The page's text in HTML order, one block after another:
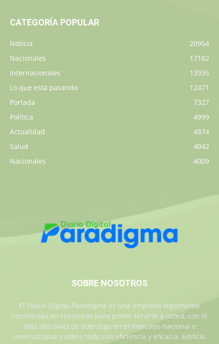
CATEGORÍA POPULAR
Noticia
20954
Nacionales
17182
Internacionales
13935
Lo que está pasando
12471
Portada
7327
Política
4999
Actualidad
4874
Salud
4042
Nacionales
4009
SOBRE NOSOTROS
El Diario Digital Paradigma es una empresa legalmente
constituida en Honduras para poder servirle a usted, con el
más alto nivel de liderazgo en el mercado nacional e
internacional y sobre todo con eficiencia y eficacia. Edificio